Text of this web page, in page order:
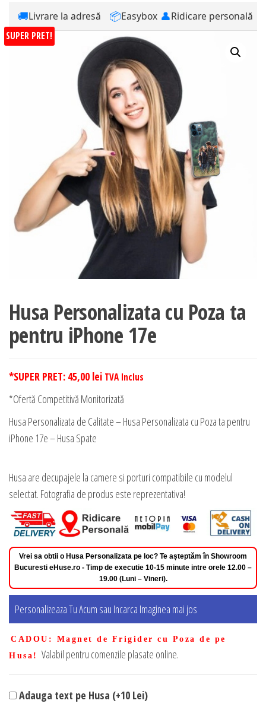
🚚Livrare la adresă 📦Easybox 👤Ridicare personală
SUPER PRET!
Husa Personalizata cu Poza ta
pentru iPhone 17e
*SUPER PRET: 45,00 lei TVA Inclus
*Ofertă Competitivă Monitorizată
Husa Personalizata de Calitate – Husa Personalizata cu Poza ta pentru
iPhone 17e – Husa Spate
Husa are decupajele la camere si porturi compatibile cu modelul
selectat. Fotografia de produs este reprezentativa!
Vrei sa obtii o Husa Personalizata pe loc? Te așteptăm în Showroom
Bucuresti eHuse.ro - Timp de executie 10-15 minute intre orele 12.00 –
19.00 (Luni – Vineri).
Personalizeaza Tu Acum sau Incarca Imaginea mai jos
CADOU : Magnet de Frigider cu Poza de pe
Husa!
Valabil pentru comenzile plasate online.
Adauga text pe Husa (+10 Lei)